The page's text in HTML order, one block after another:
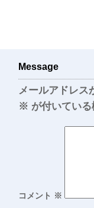
Message
メールアドレス
※ が付いてい
コメント ※